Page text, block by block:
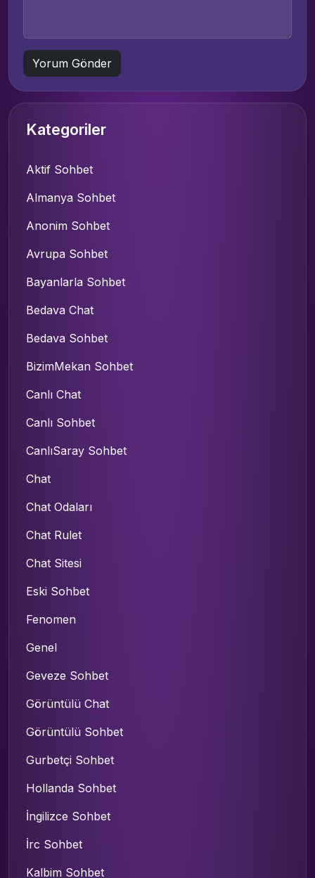
Kategoriler
Aktif Sohbet
Almanya Sohbet
Anonim Sohbet
Avrupa Sohbet
Bayanlarla Sohbet
Bedava Chat
Bedava Sohbet
BizimMekan Sohbet
Canlı Chat
Canlı Sohbet
CanlıSaray Sohbet
Chat
Chat Odaları
Chat Rulet
Chat Sitesi
Eski Sohbet
Fenomen
Genel
Geveze Sohbet
Görüntülü Chat
Görüntülü Sohbet
Gurbetçi Sohbet
Hollanda Sohbet
İngilizce Sohbet
İrc Sohbet
Kalbim Sohbet